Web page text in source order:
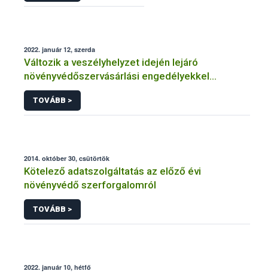
2022. január 12, szerda
Változik a veszélyhelyzet idején lejáró
növényvédőszervásárlási engedélyekkel
kapcsolatos szabályozás
TOVÁBB >
2014. október 30, csütörtök
Kötelező adatszolgáltatás az előző évi
növényvédő szerforgalomról
TOVÁBB >
2022. január 10, hétfő